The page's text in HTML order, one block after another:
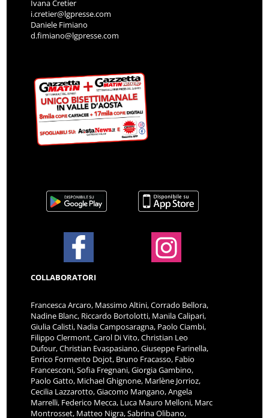
Ivana Cretier
i.cretier@lgpresse.com
Daniele Fimiano
d.fimiano@lgpresse.com
COLLABORATORI
Francesca Arcaro, Massimo Altini, Corrado Bellora,
Nadine Blanc, Riccardo Bortolotti, Manila Calipari,
Giulia Calisti, Nadia Camposaragna, Paolo Ciambi,
Filippo Clermont, Carol Di Vito, Christian Leo
Dufour, Christian Evaspasiano, Giuseppe Farinella,
Enrico Formento Dojot, Bruno Fracasso, Fabio
Francesconi, Sofia Fregnani, Giorgia Gambino,
Paolo Gatto, Michael Ghignone, Marlène Jorrioz,
Cecilia Lazzarotto, Giacomo Mangano, Angela
Marrelli, Federico Mecca, Luca Mauro Melloni, Marc
Montrosset, Matteo Nigra, Sabrina Olibano,